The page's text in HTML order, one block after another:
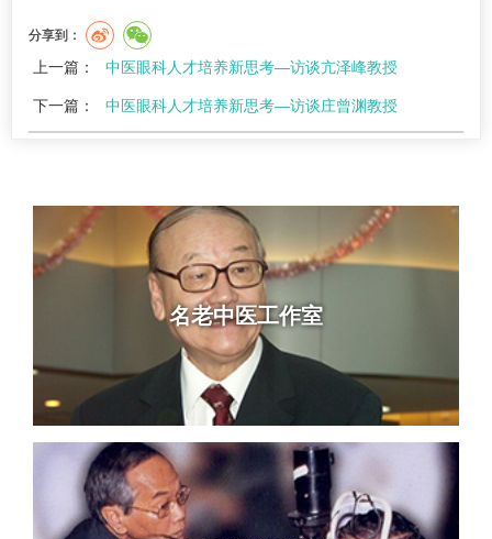
分享到：
上一篇： 中医眼科人才培养新思考—访谈亢泽峰教授
下一篇： 中医眼科人才培养新思考—访谈庄曾渊教授
名老中医工作室